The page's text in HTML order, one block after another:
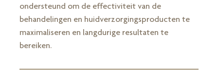
ondersteund om de effectiviteit van de
behandelingen en huidverzorgingsproducten te
maximaliseren en langdurige resultaten te
bereiken.